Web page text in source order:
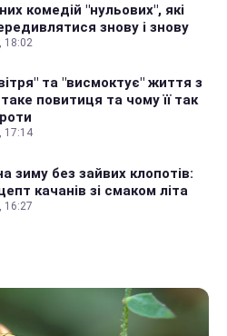
комедій "нульових", які
знову і знову
18:02
та "висмоктує" життя з
повитиця та чому її так
17:14
зиму без зайвих клопотів:
качанів зі смаком літа
16:27